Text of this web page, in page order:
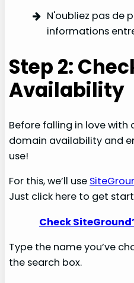
N'oubliez pas de
informations
Step 2:
Availability
Before falling in love with
domain availability and
use!
For this, we’ll use
Just click here to get
Check
Type the name you’ve
the search box.